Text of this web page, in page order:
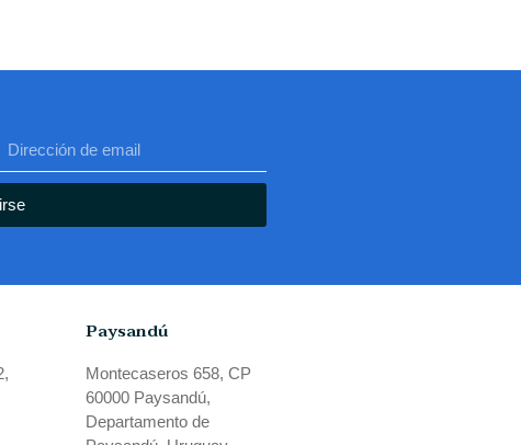
Paysandú
Montecaseros 658, CP
60000 Paysandú,
Departamento de